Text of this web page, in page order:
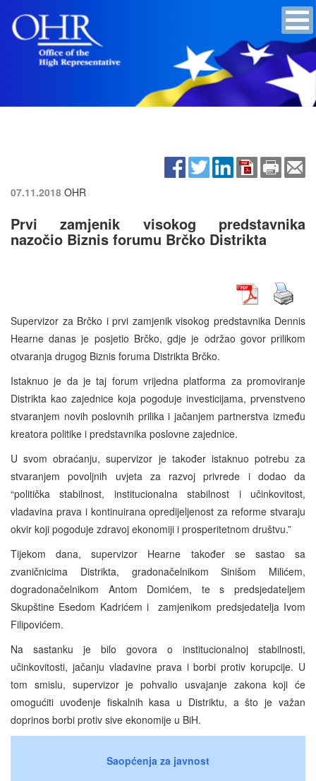
07.11.2018 OHR
Prvi zamjenik visokog predstavnika
nazočio Biznis forumu Brčko Distrikta
Supervizor za Brčko i prvi zamjenik visokog predstavnika Dennis
Hearne danas je posjetio Brčko, gdje je održao govor prilikom
otvaranja drugog Biznis foruma Distrikta Brčko.
Istaknuo je da je taj forum vrijedna platforma za promoviranje
Distrikta kao zajednice koja pogoduje investicijama, prvenstveno
stvaranjem novih poslovnih prilika i jačanjem partnerstva između
kreatora politike i predstavnika poslovne zajednice.
U svom obraćanju, supervizor je također istaknuo potrebu za
stvaranjem povoljnih uvjeta za razvoj privrede i dodao da
“politička stabilnost, institucionalna stabilnost i učinkovitost,
vladavina prava i kontinuirana opredijeljenost za reforme stvaraju
okvir koji pogoduje zdravoj ekonomiji i prosperitetnom društvu.”
Tijekom dana, supervizor Hearne također se sastao sa
zvaničnicima Distrikta, gradonačelnikom Sinišom Milićem,
dogradonačelnikom Antom Domićem, te s predsjedateljem
Skupštine Esedom Kadrićem i zamjenikom predsjedatelja Ivom
Filipovićem.
Na sastanku je bilo govora o institucionalnoj stabilnosti,
učinkovitosti, jačanju vladavine prava i borbi protiv korupcije. U
tom smislu, supervizor je pohvalio usvajanje zakona koji će
omogućiti uvođenje fiskalnih kasa u Distriktu, a što je važan
doprinos borbi protiv sive ekonomije u BiH.
Saopćenja za javnost